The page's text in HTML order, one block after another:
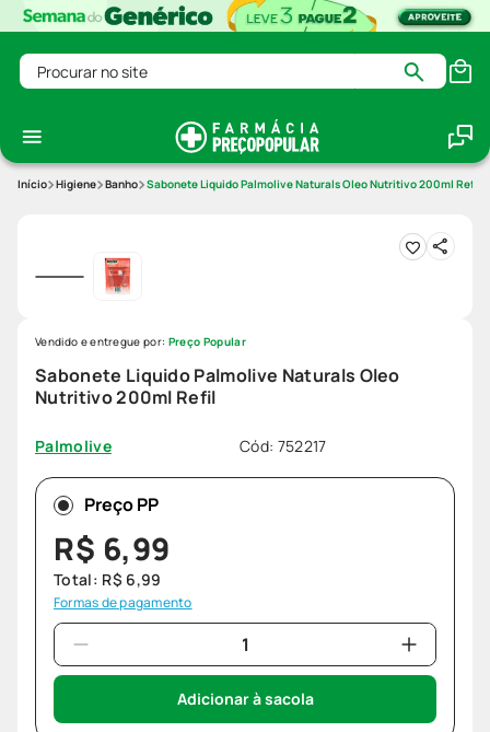
Procurar no site
Higiene Banho Sabonete Liquido Palmolive Naturals Oleo Nutritivo 200ml Refil
Sabonete Liquido Palmolive Naturals Oleo
Nutritivo 200ml Refil
Palmolive Cód: 752217
Vendido e entregue por: Preço Popular
Preço PP
R$ 6,99
Total: R$ 6,99
Formas de pagamento
Adicionar à sacola